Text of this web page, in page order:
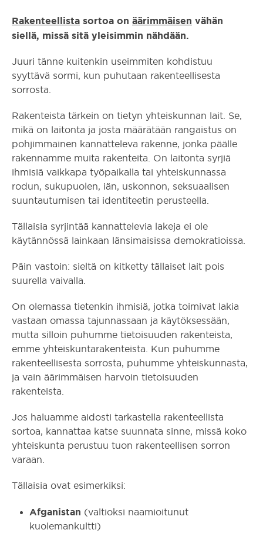
Rakenteellista sortoa on äärimmäisen vähän
siellä, missä sitä yleisimmin nähdään.
Juuri tänne kuitenkin useimmiten kohdistuu
syyttävä sormi, kun puhutaan rakenteellisesta
sorrosta.
Rakenteista tärkein on tietyn yhteiskunnan lait. Se,
mikä on laitonta ja josta määrätään rangaistus on
pohjimmainen kannatteleva rakenne, jonka päälle
rakennamme muita rakenteita. On laitonta syrjiä
ihmisiä vaikkapa työpaikalla tai yhteiskunnassa
rodun, sukupuolen, iän, uskonnon, seksuaalisen
suuntautumisen tai identiteetin perusteella.
Tällaisia syrjintää kannattelevia lakeja ei ole
käytännössä lainkaan länsimaisissa demokratioissa.
Päin vastoin: sieltä on kitketty tällaiset lait pois
suurella vaivalla.
On olemassa tietenkin ihmisiä, jotka toimivat lakia
vastaan omassa tajunnassaan ja käytöksessään,
mutta silloin puhumme tietoisuuden rakenteista,
emme yhteiskuntarakenteista. Kun puhumme
rakenteellisesta sorrosta, puhumme yhteiskunnasta,
ja vain äärimmäisen harvoin tietoisuuden
rakenteista.
Jos haluamme aidosti tarkastella rakenteellista
sortoa, kannattaa katse suunnata sinne, missä koko
yhteiskunta perustuu tuon rakenteellisen sorron
varaan.
Tällaisia ovat esimerkiksi:
Afganistan (valtioksi naamioitunut
kuolemankultti)